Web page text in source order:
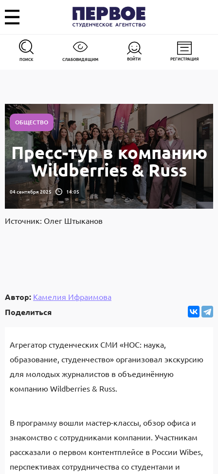
ПОИСК СЛАБОВИДЯЩИМ ВОЙТИ РЕГИСТРАЦИЯ
ОБЩЕСТВО
Пресс-тур в компанию
Wildberries & Russ
04 сентября 2025 14:05
Источник: Олег Штыканов
Автор: Камелия Ифраимова
Поделиться
Агрегатор студенческих СМИ «НОС: наука,
образование, студенчество» организовал экскурсию
для молодых журналистов в объединённую
компанию Wildberries & Russ.
В программу вошли мастер-классы, обзор офиса и
знакомство с сотрудниками компании. Участникам
рассказали о первом контентплейсе в России Wibes,
перспективах сотрудничества со студентами и